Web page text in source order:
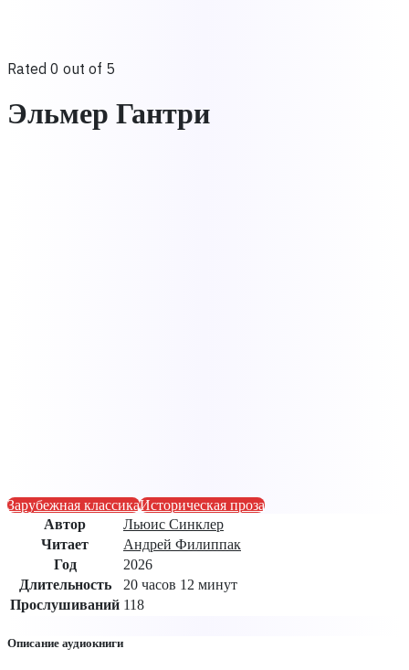
Rated 0 out of 5
Эльмер Гантри
Зарубежная классикаИсторическая проза
Автор
Льюис Синклер
Читает
Андрей Филиппак
Год
2026
Длительность
20 часов 12 минут
Прослушиваний 118
Описание аудиокниги